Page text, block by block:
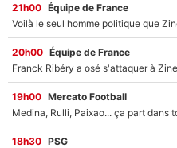
21h00 Équipe de France
20h00 Équipe de France
19h00 Mercato Football
18h30 PSG